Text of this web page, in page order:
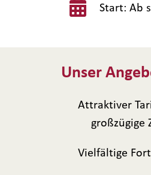
Start: Ab
Unser
Attraktiver
großzügige
Vielfältige